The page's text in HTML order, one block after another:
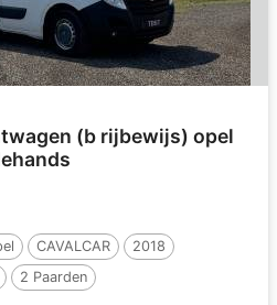
(b rijbewijs) opel
CAVALCAR
2018
2 Paarden